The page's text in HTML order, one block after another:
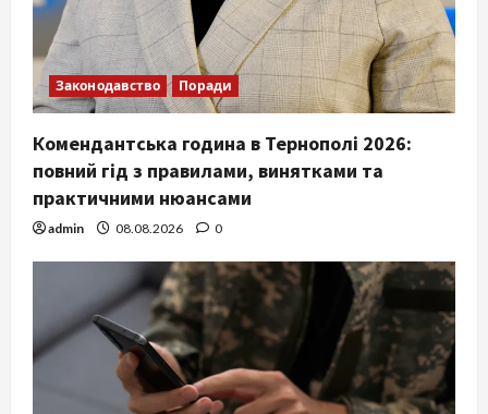
Законодавство Поради
Комендантська година в Тернополі 2026:
повний гід з правилами, винятками та
практичними нюансами
admin 08.08.2026 0